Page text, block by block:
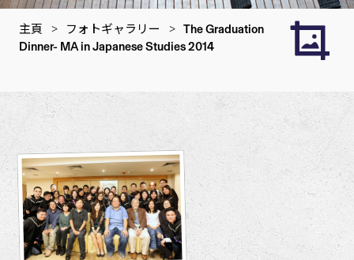
主頁 > フォトギャラリー > The Graduation
Dinner- MA in Japanese Studies 2014